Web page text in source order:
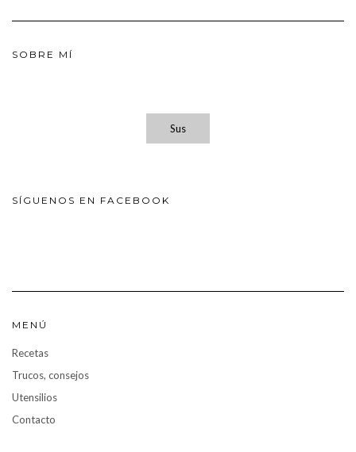
SOBRE MÍ
Sus
SÍGUENOS EN FACEBOOK
MENÚ
Recetas
Trucos, consejos
Utensilios
Contacto